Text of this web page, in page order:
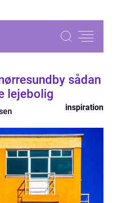
sådan
lejebolig
inspiration